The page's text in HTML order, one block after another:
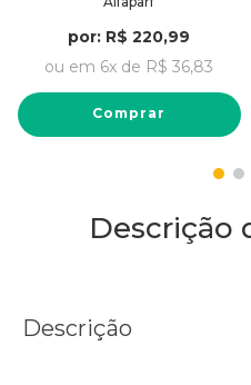
por: R$ 220,99
ou em 6x de R$ 36,83
Comprar
Descrição
Descrição